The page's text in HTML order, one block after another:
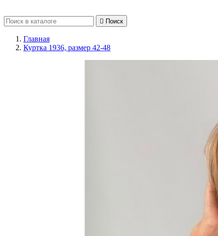
 Поиск
Главная
Куртка 1936, размер 42-48